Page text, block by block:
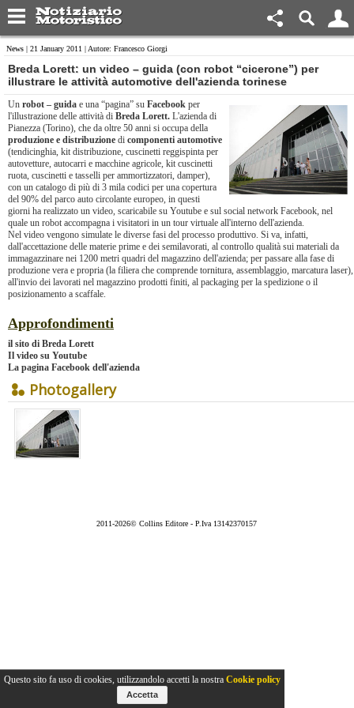
News | 21 January 2011 | Autore: Francesco Giorgi
Breda Lorett: un video – guida (con robot “cicerone”) per
illustrare le attività automotive dell'azienda torinese
Un robot – guida e una “pagina” su Facebook per
l'illustrazione delle attività di Breda Lorett. L'azienda di
Pianezza (Torino), che da oltre 50 anni si occupa della
produzione e distribuzione di componenti automotive
(tendicinghia, kit distribuzione, cuscinetti reggispinta per
autovetture, autocarri e macchine agricole, kit cuscinetti
ruota, cuscinetti e tasselli per ammortizzatori, damper),
con un catalogo di più di 3 mila codici per una copertura
del 90% del parco auto circolante europeo, in questi
giorni ha realizzato un video, scaricabile su Youtube e sul social network Facebook, nel
quale un robot accompagna i visitatori in un tour virtuale all'interno dell'azienda.
Nel video vengono simulate le diverse fasi del processo produttivo. Si va, infatti,
dall'accettazione delle materie prime e dei semilavorati, al controllo qualità sui materiali da
immagazzinare nei 1200 metri quadri del magazzino dell'azienda; per passare alla fase di
produzione vera e propria (la filiera che comprende tornitura, assemblaggio, marcatura laser),
all'invio dei lavorati nel magazzino prodotti finiti, al packaging per la spedizione o il
posizionamento a scaffale.
Approfondimenti
il sito di Breda Lorett
Il video su Youtube
La pagina Facebook dell'azienda
Photogallery
2011-2026© Collins Editore - P.Iva 13142370157
Questo sito fa uso di cookies, utilizzandolo accetti la nostra Cookie policy
Accetta